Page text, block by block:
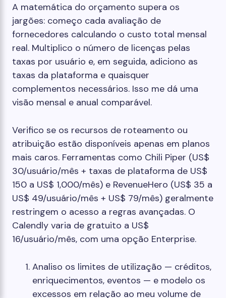
A matemática do orçamento supera os
jargões: começo cada avaliação de
fornecedores calculando o custo total mensal
real. Multiplico o número de licenças pelas
taxas por usuário e, em seguida, adiciono as
taxas da plataforma e quaisquer
complementos necessários. Isso me dá uma
visão mensal e anual comparável.
Verifico se os recursos de roteamento ou
atribuição estão disponíveis apenas em planos
mais caros. Ferramentas como Chili Piper (US$
30/usuário/mês + taxas de plataforma de US$
150 a US$ 1,000/mês) e RevenueHero (US$ 35 a
US$ 49/usuário/mês + US$ 79/mês) geralmente
restringem o acesso a regras avançadas. O
Calendly varia de gratuito a US$
16/usuário/mês, com uma opção Enterprise.
Analiso os limites de utilização — créditos,
enriquecimentos, eventos — e modelo os
excessos em relação ao meu volume de